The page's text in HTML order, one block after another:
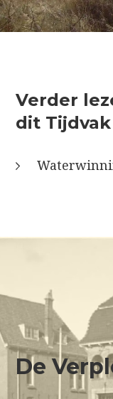
Verder
dit
De